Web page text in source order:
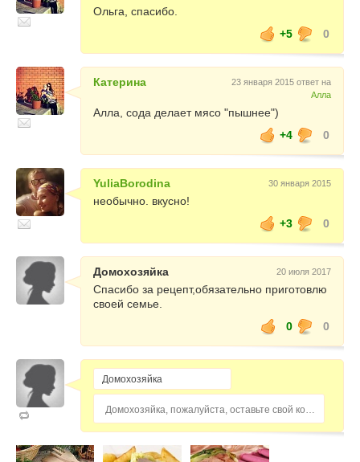
Ольга, спасибо.
+5
0
Катерина
23 января 2015 ответ на
Алла
Алла, сода делает мясо "пышнее")
+4
0
YuliaBorodina 30 января 2015
необычно. вкусно!
+3
0
Домохозяйка 20 июля 2017
Спасибо за рецепт,обязательно приготовлю
своей семье.
0
0
Домохозяйка, пожалуйста, оставьте свой комментарий...